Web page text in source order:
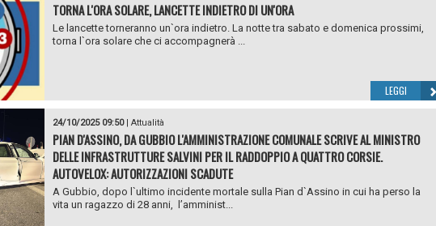
TORNA L'ORA SOLARE, LANCETTE INDIETRO DI UN'ORA
Le lancette torneranno un`ora indietro. La notte tra sabato e domenica prossimi,
torna l`ora solare che ci accompagnerà ...
LEGGI
24/10/2025 09:50| Attualità
PIAN D'ASSINO, DA GUBBIO L'AMMINISTRAZIONE COMUNALE SCRIVE AL MINISTRO
DELLE INFRASTRUTTURE SALVINI PER IL RADDOPPIO A QUATTRO CORSIE.
AUTOVELOX: AUTORIZZAZIONI SCADUTE
A Gubbio, dopo l`ultimo incidente mortale sulla Pian d`Assino in cui ha perso la
vita un ragazzo di 28 anni, l’amminist...